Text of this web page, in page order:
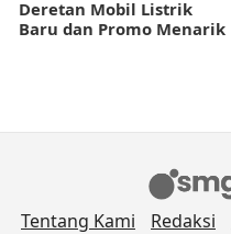
Deretan Mobil Listrik
Baru dan Promo Menarik
Tentang Kami Redaksi